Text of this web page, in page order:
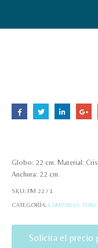
Globo: 22 cm. Material:
Anchura: 22 cm.
SKU: FM 22 / 1
CATEGORÍA: LÁMPARAS
Solicita el precio